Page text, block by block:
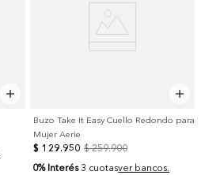
Buzo Take It Easy Cuello Redondo para
Mujer Aerie
$ 129.950 $ 259.900
0% Interés 3 cuotasver bancos.